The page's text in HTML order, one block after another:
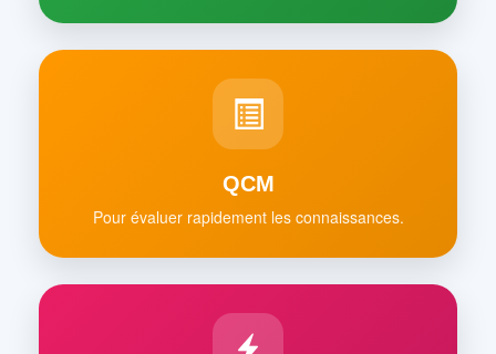
QCM
Pour évaluer rapidement les connaissances.